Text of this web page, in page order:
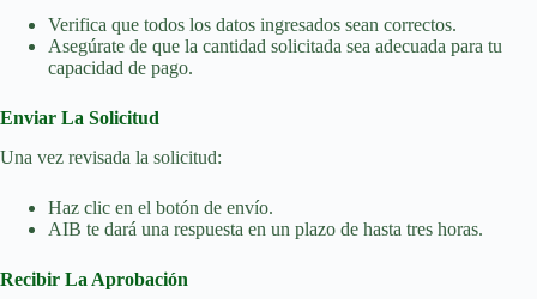
Verifica que todos los datos ingresados sean correctos.
Asegúrate de que la cantidad solicitada sea adecuada para tu
capacidad de pago.
Enviar La Solicitud
Una vez revisada la solicitud:
Haz clic en el botón de envío.
AIB te dará una respuesta en un plazo de hasta tres horas.
Recibir La Aprobación